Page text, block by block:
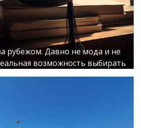
рубежом. Давно не мода и не
возможность выбирать